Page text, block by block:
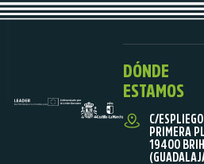
DÓNDE
ESTAMOS
C/
PRIMERA
19400